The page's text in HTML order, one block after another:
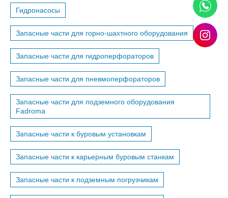
Гидронасосы
Запасные части для горно-шахтного оборудования
Запасные части для гидроперфораторов
Запасные части для пневмоперфораторов
Запасные части для подземного оборудования
Fadroma
Запасные части к буровым установкам
Запасные части к карьерным буровым станкам
Запасные части к подземным погрузчикам